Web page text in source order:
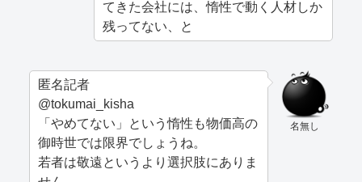
てきた会社には、惰性で動く人材しか
残ってない、と
名無し
匿名記者
@tokumai_kisha
「やめてない」という惰性も物価高の
御時世では限界でしょうね。
若者は敬遠というより選択肢にありま